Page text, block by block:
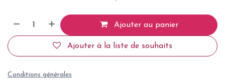
Ajouter au panier
Ajouter à la liste de souhaits
Conditions générales